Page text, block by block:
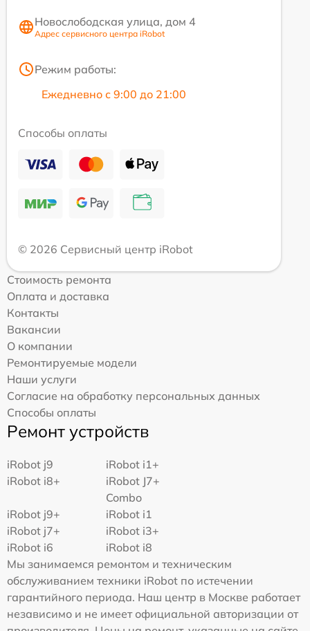
Новослободская улица, дом 4
Адрес сервисного центра iRobot
Режим работы:
Ежедневно с 9:00 до 21:00
Способы оплаты
© 2026 Сервисный центр iRobot
Стоимость ремонта
Оплата и доставка
Контакты
Вакансии
О компании
Ремонтируемые модели
Наши услуги
Согласие на обработку персональных данных
Способы оплаты
Ремонт устройств
iRobot j9
iRobot i1+
iRobot i8+
iRobot J7+
Combo
iRobot j9+
iRobot i1
iRobot j7+
iRobot i3+
iRobot i6
iRobot i8
Мы занимаемся ремонтом и техническим
обслуживанием техники iRobot по истечении
гарантийного периода. Наш центр в Москве работает
независимо и не имеет официальной авторизации от